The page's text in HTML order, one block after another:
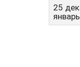
25